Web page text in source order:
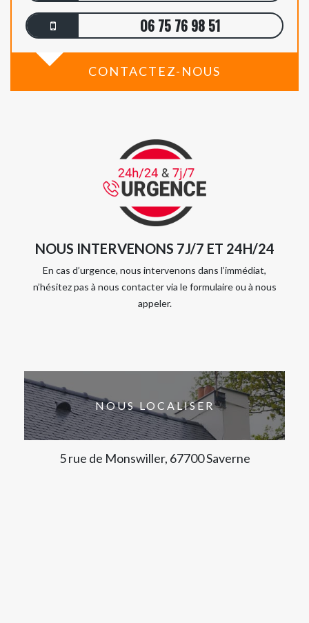
06 75 76 98 51
CONTACTEZ-NOUS
NOUS INTERVENONS 7J/7 ET 24H/24
En cas d’urgence, nous intervenons dans l’immédiat,
n’hésitez pas à nous contacter via le formulaire ou à nous
appeler.
NOUS LOCALISER
5 rue de Monswiller, 67700 Saverne